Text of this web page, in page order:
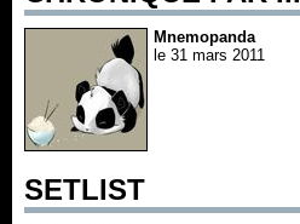
Mnemopanda
le 31 mars 2011
SETLIST